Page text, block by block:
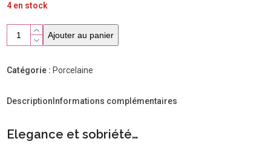
4 en stock
quantité
à
Graphik
porcelaine
blanche
Ajouter au panier
Catégorie : Porcelaine
Description Informations complémentaires
Elegance et sobriété…